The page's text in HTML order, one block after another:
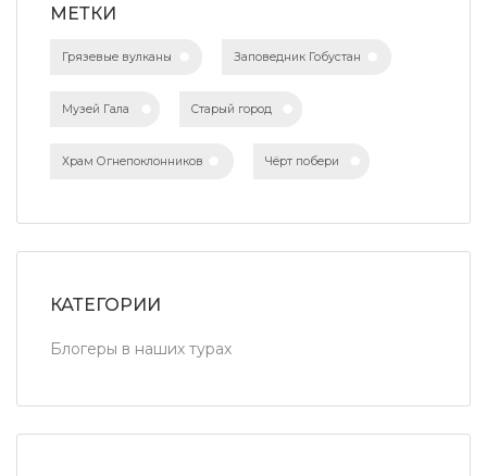
МЕТКИ
Грязевые вулканы Заповедник Гобустан
Музей Гала Старый город
Храм Огнепоклонников Чёрт побери
КАТЕГОРИИ
Блогеры в наших турах